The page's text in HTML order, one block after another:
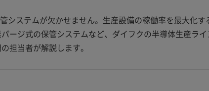
ステムが欠かせません。生産設備の稼働率を最大化す
ージ式の保管システムなど、ダイフクの半導体生産ラ
担当者が解説します。